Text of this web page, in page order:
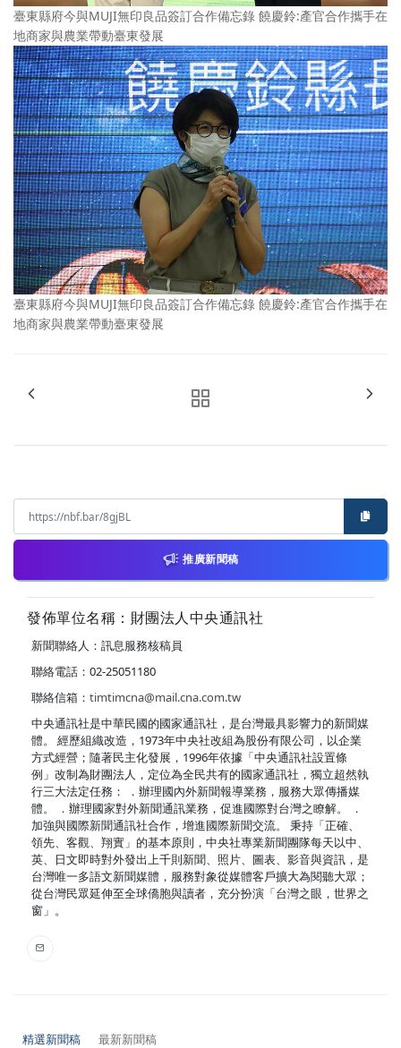
臺東縣府今與MUJI無印良品簽訂合作備忘錄 饒慶鈴:產官合作攜手在
地商家與農業帶動臺東發展
臺東縣府今與MUJI無印良品簽訂合作備忘錄 饒慶鈴:產官合作攜手在
地商家與農業帶動臺東發展
推廣新聞稿
發佈單位名稱：財團法人中央通訊社
新聞聯絡人：訊息服務核稿員
聯絡電話：02-25051180
聯絡信箱： timtimcna@mail.cna.com.tw
中央通訊社是中華民國的國家通訊社，是台灣最具影響力的新聞媒
體。 經歷組織改造，1973年中央社改組為股份有限公司，以企業
方式經營；隨著民主化發展，1996年依據「中央通訊社設置條
例」改制為財團法人，定位為全民共有的國家通訊社，獨立超然執
行三大法定任務： ．辦理國內外新聞報導業務，服務大眾傳播媒
體。 ．辦理國家對外新聞通訊業務，促進國際對台灣之瞭解。 ．
加強與國際新聞通訊社合作，增進國際新聞交流。 秉持「正確、
領先、客觀、翔實」的基本原則，中央社專業新聞團隊每天以中、
英、日文即時對外發出上千則新聞、照片、圖表、影音與資訊，是
台灣唯一多語文新聞媒體，服務對象從媒體客戶擴大為閱聽大眾；
從台灣民眾延伸至全球僑胞與讀者，充分扮演「台灣之眼，世界之
窗」。
精選新聞稿 最新新聞稿